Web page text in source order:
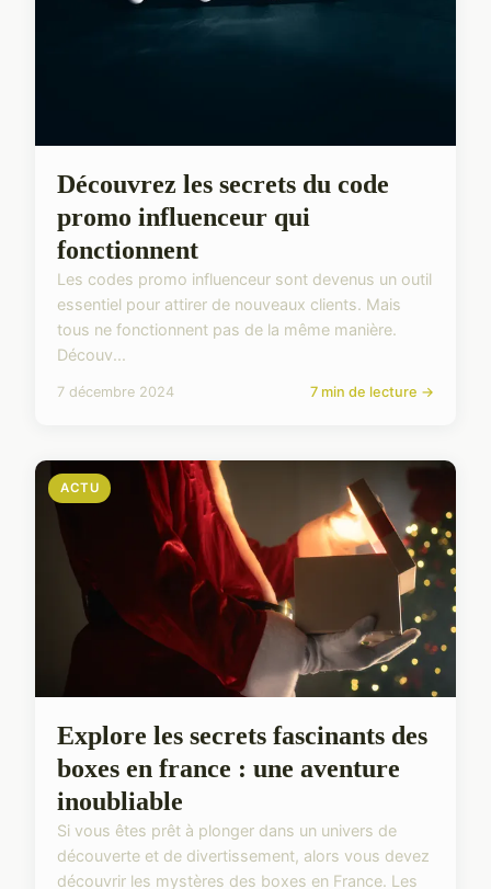
Découvrez les secrets du code
promo influenceur qui
fonctionnent
Les codes promo influenceur sont devenus un outil
essentiel pour attirer de nouveaux clients. Mais
tous ne fonctionnent pas de la même manière.
Découv...
7 décembre 2024 7 min de lecture →
ACTU
Explore les secrets fascinants des
boxes en france : une aventure
inoubliable
Si vous êtes prêt à plonger dans un univers de
découverte et de divertissement, alors vous devez
découvrir les mystères des boxes en France. Les